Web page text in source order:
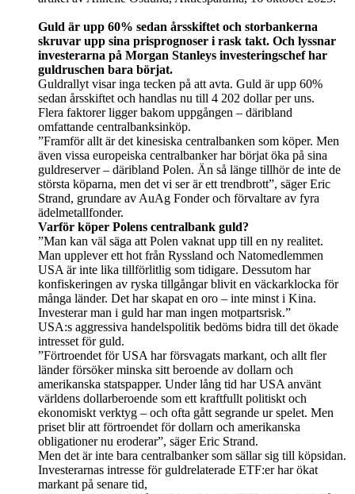
Guld är upp 60% sedan årsskiftet och storbankerna
skruvar upp sina prisprognoser i rask takt. Och lyssnar
investerarna på Morgan Stanleys investeringschef har
guldruschen bara börjat.
Guldrallyt visar inga tecken på att avta. Guld är upp 60%
sedan årsskiftet och handlas nu till 4 202 dollar per uns.
Flera faktorer ligger bakom uppgången – däribland
omfattande centralbanksinköp.
”Framför allt är det kinesiska centralbanken som köper. Men
även vissa europeiska centralbanker har börjat öka på sina
guldreserver – däribland Polen. Än så länge tillhör de inte de
största köparna, men det vi ser är ett trendbrott”, säger Eric
Strand, grundare av AuAg Fonder och förvaltare av fyra
ädelmetallfonder.
Varför köper Polens centralbank guld?
”Man kan väl säga att Polen vaknat upp till en ny realitet.
Man upplever ett hot från Ryssland och Natomedlemmen
USA är inte lika tillförlitlig som tidigare. Dessutom har
konfiskeringen av ryska tillgångar blivit en väckarklocka för
många länder. Det har skapat en oro – inte minst i Kina.
Investerar man i guld har man ingen motpartsrisk.”
USA:s aggressiva handelspolitik bedöms bidra till det ökade
intresset för guld.
”Förtroendet för USA har försvagats markant, och allt fler
länder försöker minska sitt beroende av dollarn och
amerikanska statspapper. Under lång tid har USA använt
världens dollarberoende som ett kraftfullt politiskt och
ekonomiskt verktyg – och ofta gått segrande ur spelet. Men
priset blir att förtroendet för dollarn och amerikanska
obligationer nu eroderar”, säger Eric Strand.
Men det är inte bara centralbanker som sällar sig till köpsidan.
Investerarnas intresse för guldrelaterade ETF:er har ökat
markant på senare tid,